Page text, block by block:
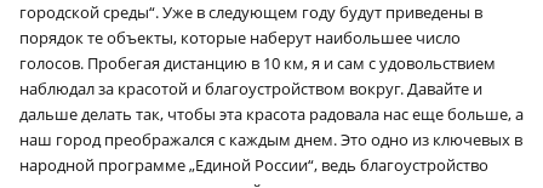
городской среды“. Уже в следующем году будут приведены в
порядок те объекты, которые наберут наибольшее число
голосов. Пробегая дистанцию в 10 км, я и сам с удовольствием
наблюдал за красотой и благоустройством вокруг. Давайте и
дальше делать так, чтобы эта красота радовала нас еще больше, а
наш город преображался с каждым днем. Это одно из ключевых в
народной программе „Единой России“, ведь благоустройство